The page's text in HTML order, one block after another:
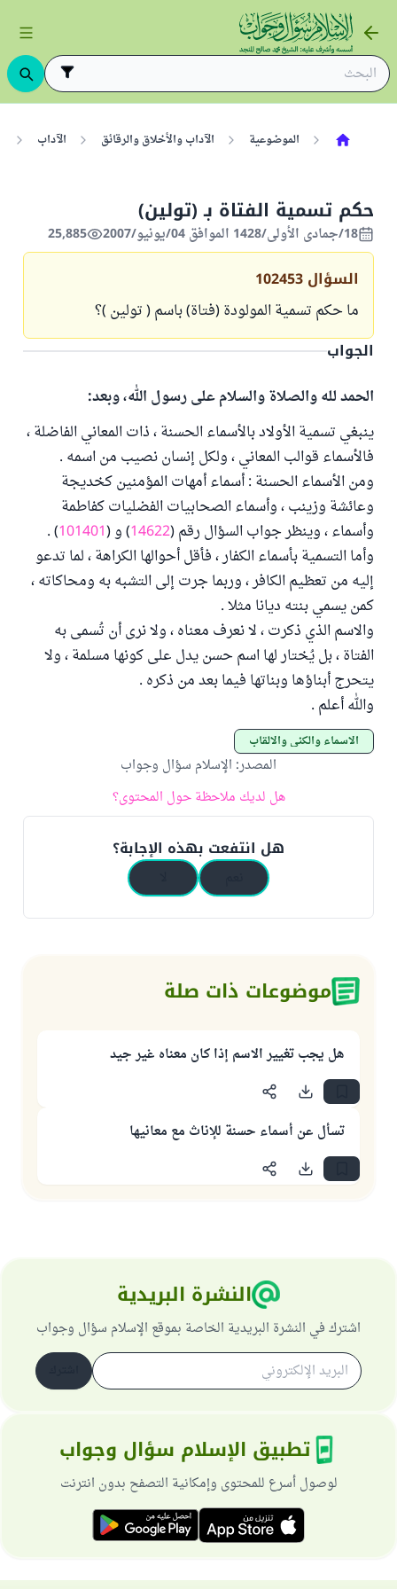
الموضوعية الآداب والأخلاق والرقائق الآداب
حكم تسمية الفتاة بـ (تولين)
18/جمادى الأولى/1428 الموافق 04/يونيو/2007 25,885
السؤال 102453
ما حكم تسمية المولودة (فتاة) باسم ( تولين )؟
الجواب
الحمد لله والصلاة والسلام على رسول الله، وبعد:
ينبغي تسمية الأولاد بالأسماء الحسنة ، ذات المعاني الفاضلة ،
فالأسماء قوالب المعاني ، ولكل إنسان نصيب من اسمه .
ومن الأسماء الحسنة : أسماء أمهات المؤمنين كخديجة
وعائشة وزينب ، وأسماء الصحابيات الفضليات كفاطمة
وأسماء ، وينظر جواب السؤال رقم (14622) و (101401
) .
وأما التسمية بأسماء الكفار ، فأقل أحوالها الكراهة ، لما تدعو
إليه من تعظيم الكافر ، وربما جرت إلى التشبه به ومحاكاته ،
كمن يسمي بنته ديانا مثلا .
والاسم الذي ذكرت ، لا نعرف معناه ، ولا نرى أن تُسمى به
الفتاة ، بل يُختار لها اسم حسن يدل على كونها مسلمة ، ولا
يتحرج أبناؤها وبناتها فيما بعد من ذكره .
والله أعلم .
الأسماء والكنى والألقاب
المصدر: الإسلام سؤال وجواب
هل لديك ملاحظة حول المحتوى؟
هل انتفعت بهذه الإجابة؟
موضوعات ذات صلة
هل يجب تغيير الاسم إذا كان معناه غير جيد
تسأل عن أسماء حسنة للإناث مع معانيها
النشرة البريدية
اشترك في النشرة البريدية الخاصة بموقع الإسلام سؤال وجواب
تطبيق الإسلام سؤال وجواب
لوصول أسرع للمحتوى وإمكانية التصفح بدون انترنت